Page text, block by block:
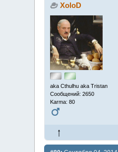
XoloD
aka Cthulhu aka Tristan
Сообщений: 2650
Karma: 80